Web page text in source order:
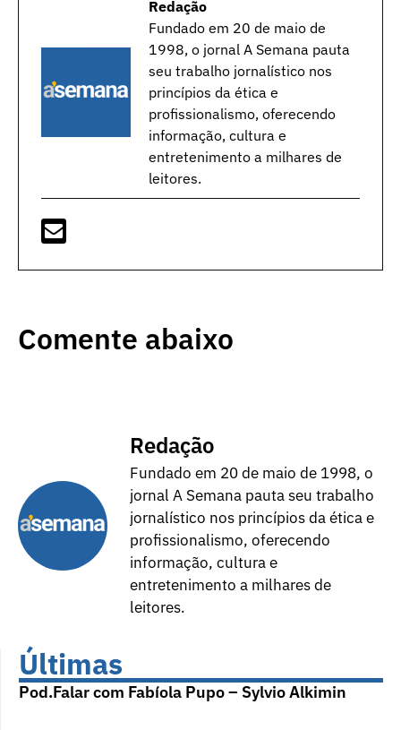
Redação
Fundado em 20 de maio de
1998, o jornal A Semana pauta
seu trabalho jornalístico nos
princípios da ética e
profissionalismo, oferecendo
informação, cultura e
entretenimento a milhares de
leitores.
Comente abaixo
Redação
Fundado em 20 de maio de 1998, o
jornal A Semana pauta seu trabalho
jornalístico nos princípios da ética e
profissionalismo, oferecendo
informação, cultura e
entretenimento a milhares de
leitores.
Últimas
Pod.Falar com Fabíola Pupo – Sylvio Alkimin